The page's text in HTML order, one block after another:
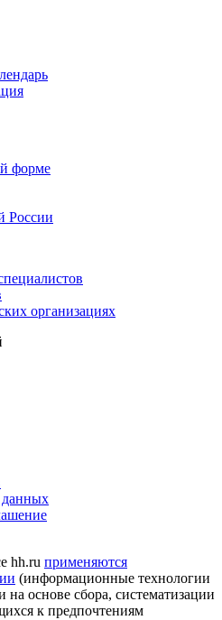
форме
России
организациях
данных
hh.ru применяются
(информационные технологии
основе сбора, систематизации
к предпочтениям